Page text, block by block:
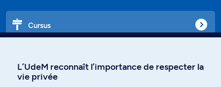
Cursus
L’UdeM reconnaît l’importance de respecter la
vie privée